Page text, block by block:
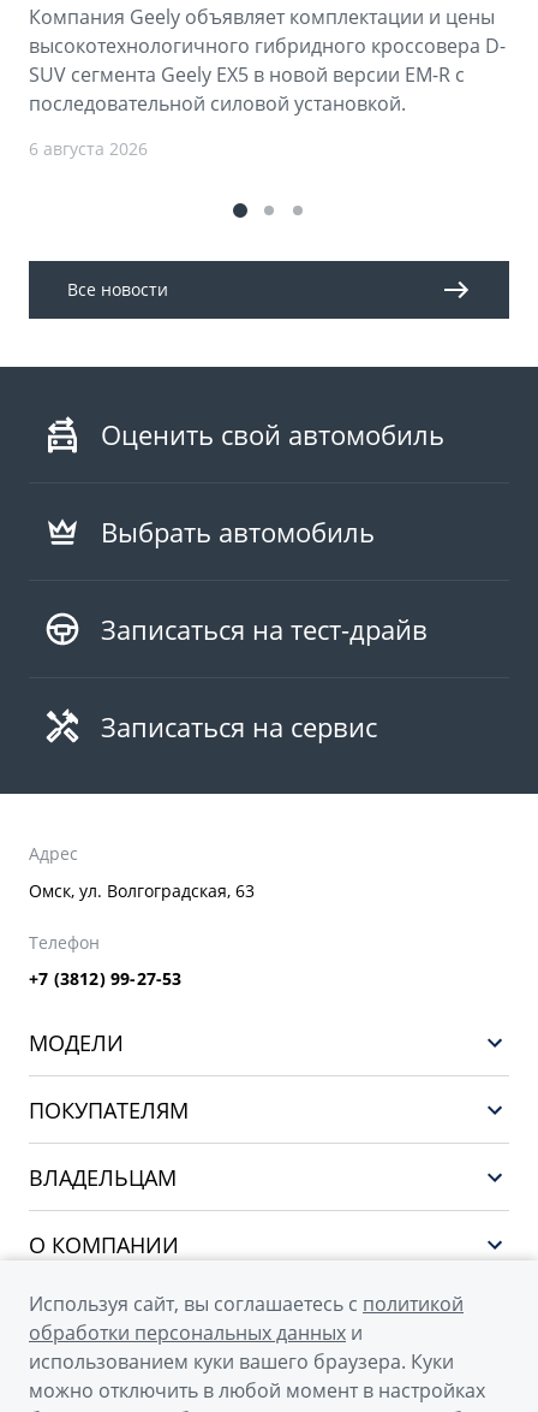
Компания Geely объявляет комплектации и цены
высокотехнологичного гибридного кроссовера D-
SUV сегмента Geely EX5 в новой версии EM-R с
последовательной силовой установкой.
6 августа 2026
Все новости
Оценить свой автомобиль
Выбрать автомобиль
Записаться на тест-драйв
Записаться на сервис
Адрес
Омск, ул. Волгоградская, 63
Телефон
+7 (3812) 99-27-53
МОДЕЛИ
EX5
PREFACE
CITYRAY
ATLAS
OKAVANGO
MONJARO
ПОКУПАТЕЛЯМ
ВЛАДЕЛЬЦАМ
О КОМПАНИИ
О дилерском центре
Новости
© 2026
Используя сайт, вы соглашаетесь с политикой
обработки персональных данных и
использованием куки вашего браузера. Куки
можно отключить в любой момент в настройках